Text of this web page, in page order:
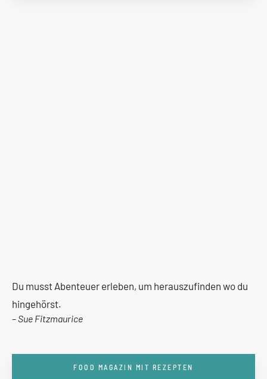
Du musst Abenteuer erleben, um herauszufinden wo du
hingehörst.
–Sue Fitzmaurice
FOOD MAGAZIN MIT REZEPTEN